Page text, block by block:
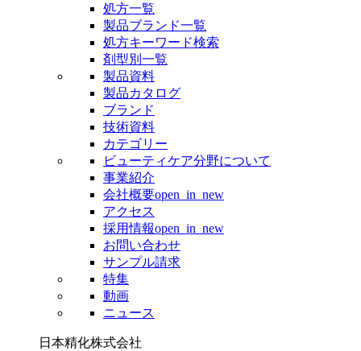
処方一覧
製品ブランド一覧
処方キーワード検索
剤型別一覧
製品資料
製品カタログ
ブランド
技術資料
カテゴリー
ビューティケア分野について
事業紹介
会社概要open_in_new
アクセス
採用情報open_in_new
お問い合わせ
サンプル請求
特集
動画
ニュース
日本精化株式会社